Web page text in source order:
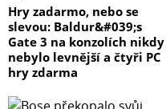
Hry zadarmo, nebo se
slevou: Baldur&#039;s
Gate 3 na konzolích nikdy
nebylo levnější a čtyři PC
hry zdarma